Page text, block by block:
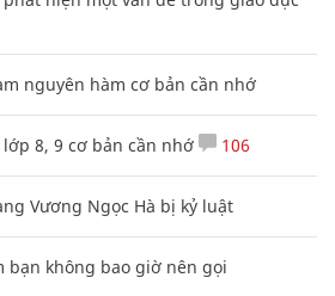
nguyên hàm cơ bản cần nhớ
8, 9 cơ bản cần nhớ 106
Vương Ngọc Hà bị kỷ luật
bạn không bao giờ nên gọi